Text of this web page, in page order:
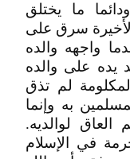
ما يختلق
سرق على
وعندما واجهه والده
يده على والده
لم تذق
به وإنما
لوالديه.
في الإسلام